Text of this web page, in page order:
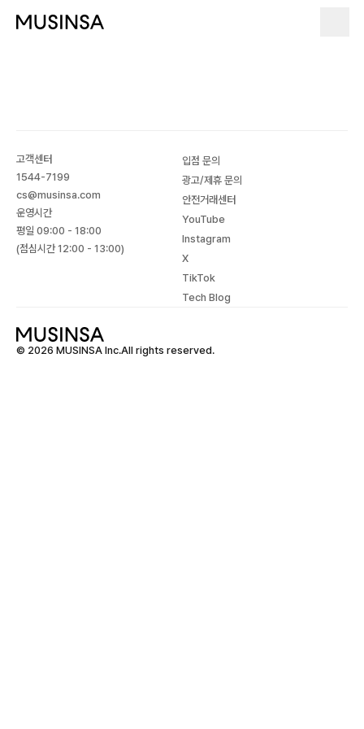
고객센터
1544-7199
cs@musinsa.com
운영시간
평일 09:00 - 18:00
(점심시간 12:00 - 13:00)
입점 문의
광고/제휴 문의
안전거래센터
YouTube
Instagram
X
TikTok
Tech Blog
© 2026 MUSINSA Inc.All rights reserved.